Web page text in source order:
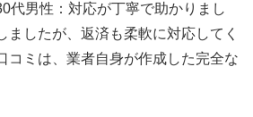
代男性：対応が丁寧で助かりまし
ましたが、返済も柔軟に対応してく
コミは、業者自身が作成した完全な